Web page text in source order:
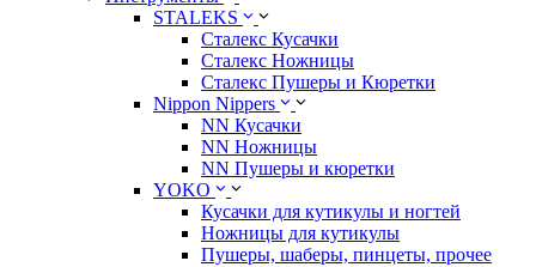
STALEKS
Сталекс Кусачки
Сталекс Ножницы
Сталекс Пушеры и Кюретки
Nippon Nippers
NN Кусачки
NN Ножницы
NN Пушеры и кюретки
YOKO
Кусачки для кутикулы и ногтей
Ножницы для кутикулы
Пушеры, шаберы, пинцеты, прочее